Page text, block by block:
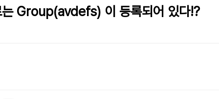
Group(avdefs) 이 등록되어 있다!?